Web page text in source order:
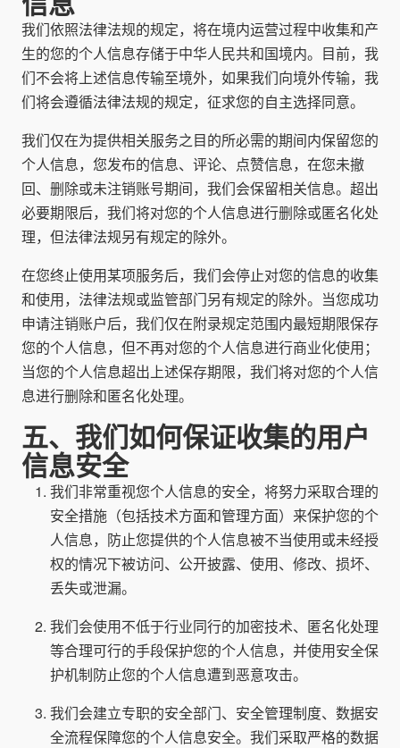
我们依照法律法规的规定，将在境内运营过程中收集和产
生的您的个人信息存储于中华人民共和国境内。目前，我
们不会将上述信息传输至境外，如果我们向境外传输，我
们将会遵循法律法规的规定，征求您的自主选择同意。
我们仅在为提供相关服务之目的所必需的期间内保留您的
个人信息，您发布的信息、评论、点赞信息，在您未撤
回、删除或未注销账号期间，我们会保留相关信息。超出
必要期限后，我们将对您的个人信息进行删除或匿名化处
理，但法律法规另有规定的除外。
在您终止使用某项服务后，我们会停止对您的信息的收集
和使用，法律法规或监管部门另有规定的除外。当您成功
申请注销账户后，我们仅在附录规定范围内最短期限保存
您的个人信息，但不再对您的个人信息进行商业化使用；
当您的个人信息超出上述保存期限，我们将对您的个人信
息进行删除和匿名化处理。
五、我们如何保证收集的用户
信息安全
我们非常重视您个人信息的安全，将努力采取合理的
安全措施（包括技术方面和管理方面）来保护您的个
人信息，防止您提供的个人信息被不当使用或未经授
权的情况下被访问、公开披露、使用、修改、损坏、
丢失或泄漏。
我们会使用不低于行业同行的加密技术、匿名化处理
等合理可行的手段保护您的个人信息，并使用安全保
护机制防止您的个人信息遭到恶意攻击。
我们会建立专职的安全部门、安全管理制度、数据安
全流程保障您的个人信息安全。我们采取严格的数据